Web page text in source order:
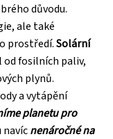
důvodu.
ale také
prostředí.Solární
od fosilních paliv,
plynů.
a vytápění
planetu pro
navícnenáročné na